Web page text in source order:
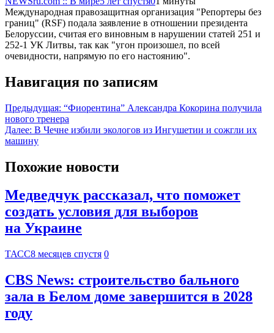
Международная правозащитная организация "Репортеры без
границ" (RSF) подала заявление в отношении президента
Белоруссии, считая его виновным в нарушении статей 251 и
252-1 УК Литвы, так как "угон произошел, по всей
очевидности, напрямую по его настоянию".
Навигация по записям
Предыдущая: “Фиорентина” Александра Кокорина получила
нового тренера
Далее: В Чечне избили экологов из Ингушетии и сожгли их
машину
Похожие новости
Медведчук рассказал, что поможет
создать условия для выборов
на Украине
ТАСС8 месяцев спустя 0
CBS News: строительство бального
зала в Белом доме завершится в 2028
году